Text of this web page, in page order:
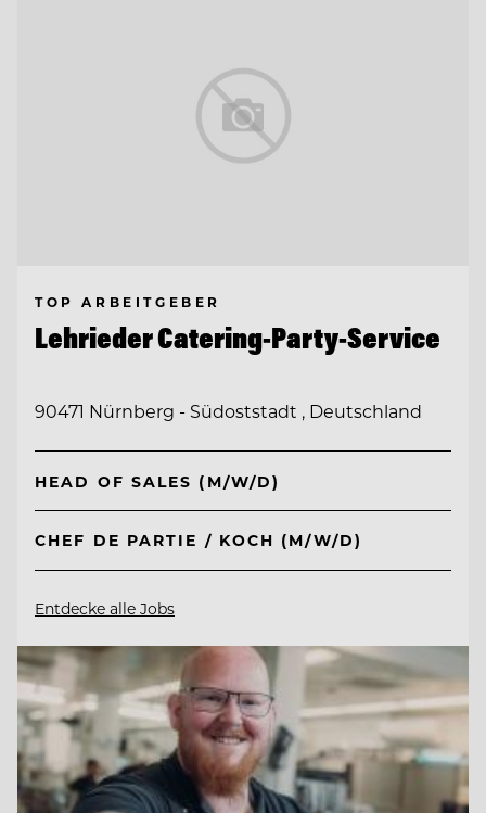
TOP ARBEITGEBER
Lehrieder Catering-Party-Service
90471 Nürnberg - Südoststadt , Deutschland
HEAD OF SALES (M/W/D)
CHEF DE PARTIE / KOCH (M/W/D)
Entdecke alle Jobs